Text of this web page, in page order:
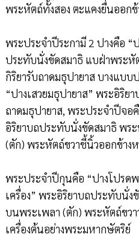
พระหัตถ์ทั้งสอง ตะแคงยื่นออก
พระประจำปีระกามี 2 ปางคือ “
ประทับนั่งขัดสมาธิ แบฝ่าพระหั
กิริยารับถาดมธุปายาส บางแบ
“ปางเสวยมธุปายาส” พระอิริย
ถาดมธุปายาส, พระประจำปีจอ
อิริยาบถประทับนั่งขัดสมาธิ พร
(ตัก) พระหัตถ์ขวาชี้นิ้วออกข้าง
พระประจำปีกุนคือ “ปางโปรด
เครื่อง” พระอิริยาบถประทับนั่ง
บนพระเพลา (ตัก) พระหัตถ์ขวา
เครื่องต้นอย่างพระมหากษัตริย์